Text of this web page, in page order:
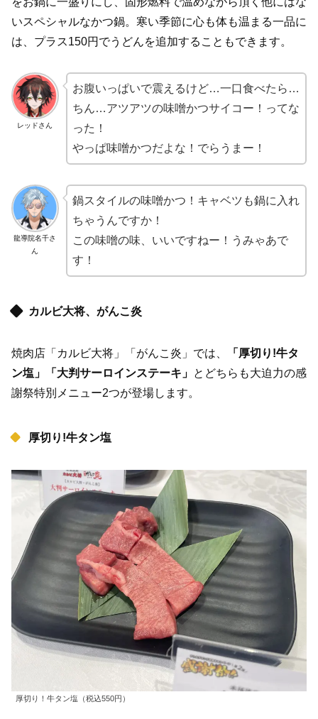
いスペシャルなかつ鍋。寒い季節に心も体も温まる一品に
は、プラス150円でうどんを追加することもできます。
レッドさん
お腹いっぱいで震えるけど…一口食べたら…
ちん…アツアツの味噌かつサイコー！ってな
った！
やっぱ味噌かつだよな！でらうまー！
龍導院名千さ
ん
鍋スタイルの味噌かつ！キャベツも鍋に入れ
ちゃうんですか！
この味噌の味、いいですねー！うみゃあで
す！
カルビ大将、がんこ炎
焼肉店「カルビ大将」「がんこ炎」では、
「厚切り!牛タ
ン塩」「大判サーロインステーキ」 とどちらも大迫力の感
謝祭特別メニュー2つが登場します。
厚切り!牛タン塩
厚切り！牛タン塩（税込550円）